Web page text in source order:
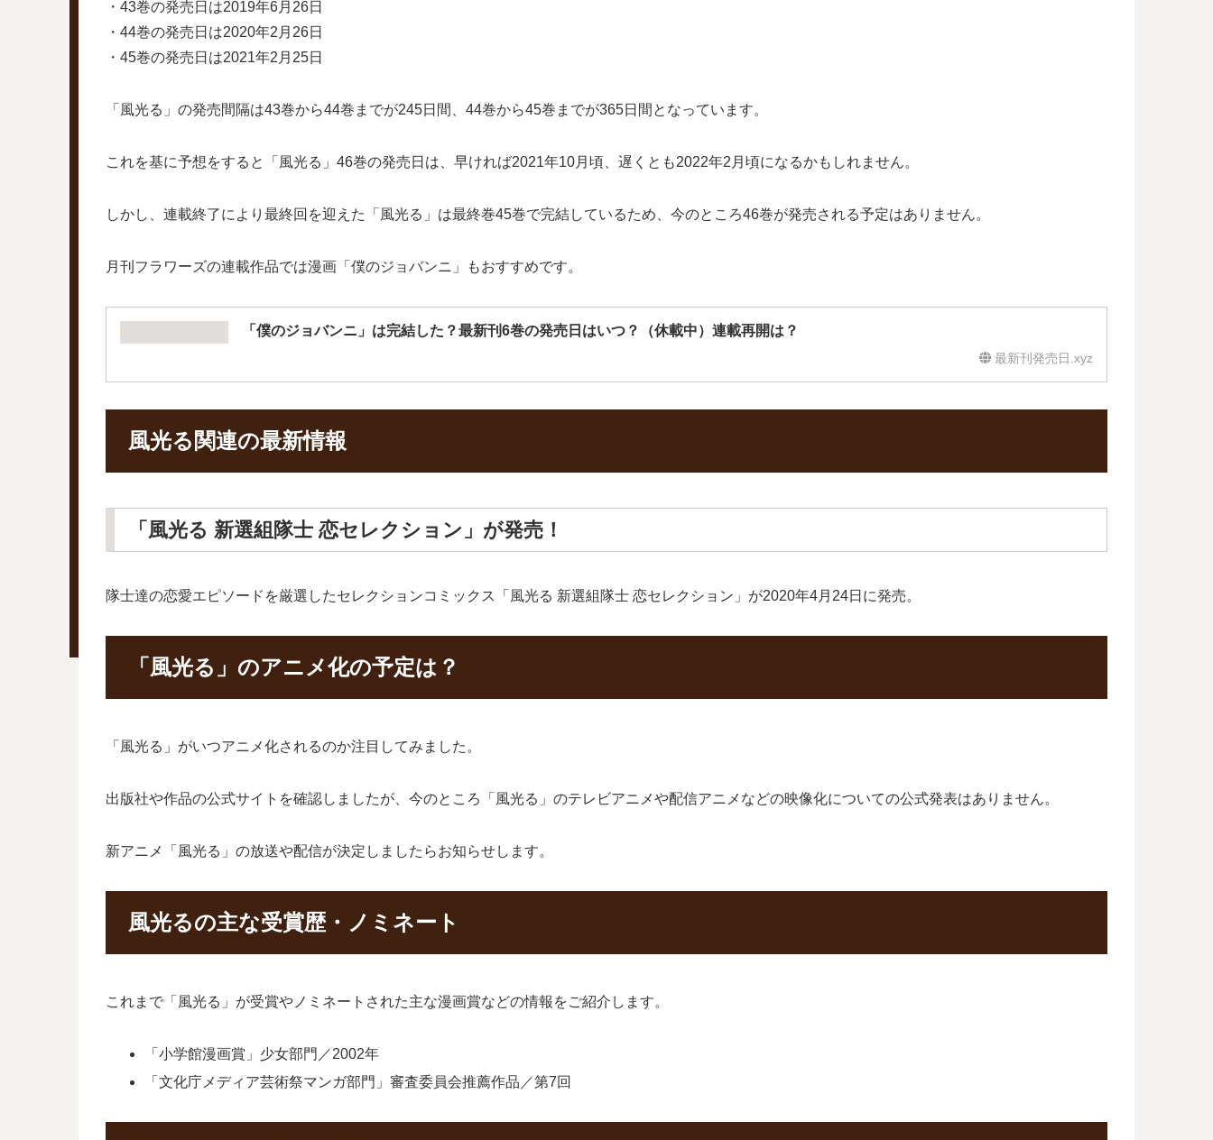
・43巻の発売日は2019年6月26日
・44巻の発売日は2020年2月26日
・45巻の発売日は2021年2月25日
「風光る」の発売間隔は43巻から44巻までが245日間、44巻から45巻までが365日間となっています。
これを基に予想をすると「風光る」46巻の発売日は、早ければ2021年10月頃、遅くとも2022年2月頃になるかもしれません。
しかし、連載終了により最終回を迎えた「風光る」は最終巻45巻で完結しているため、今のところ46巻が発売される予定はありません。
月刊フラワーズの連載作品では漫画「僕のジョバンニ」もおすすめです。
「僕のジョバンニ」は完結した？最新刊6巻の発売日はいつ？（休載中）連載再開は？
最新刊発売日.xyz
風光る関連の最新情報
「風光る 新選組隊士 恋セレクション」が発売！
隊士達の恋愛エピソードを厳選したセレクションコミックス「風光る 新選組隊士 恋セレクション」が2020年4月24日に発売。
「風光る」のアニメ化の予定は？
「風光る」がいつアニメ化されるのか注目してみました。
出版社や作品の公式サイトを確認しましたが、今のところ「風光る」のテレビアニメや配信アニメなどの映像化についての公式発表はありません。
新アニメ「風光る」の放送や配信が決定しましたらお知らせします。
風光るの主な受賞歴・ノミネート
これまで「風光る」が受賞やノミネートされた主な漫画賞などの情報をご紹介します。
「小学館漫画賞」少女部門／2002年
「文化庁メディア芸術祭マンガ部門」審査委員会推薦作品／第7回